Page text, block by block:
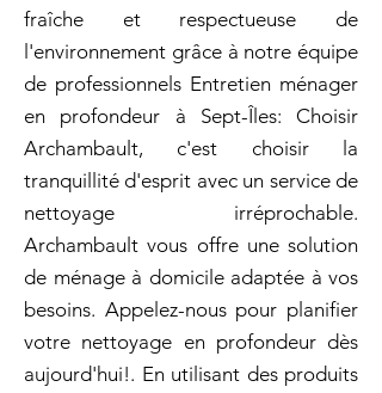
fraîche et respectueuse de
l'environnement grâce à notre équipe
de professionnels Entretien ménager
en profondeur à Sept-Îles: Choisir
Archambault, c'est choisir la
tranquillité d'esprit avec un service de
nettoyage irréprochable.
Archambault vous offre une solution
de ménage à domicile adaptée à vos
besoins. Appelez-nous pour planifier
votre nettoyage en profondeur dès
aujourd'hui!. En utilisant des produits